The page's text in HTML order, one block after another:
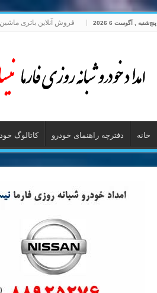
پنج‌شنبه , آگوست 6 2026 فروش آنلاین باتری ماشین
خانه دفترچه راهنمای خودرو کاتالوگ